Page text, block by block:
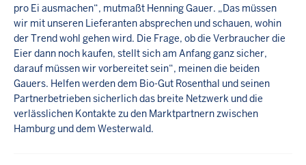
pro Ei ausmachen“, mutmaßt Henning Gauer. „Das müssen
wir mit unseren Lieferanten absprechen und schauen, wohin
der Trend wohl gehen wird. Die Frage, ob die Verbraucher die
Eier dann noch kaufen, stellt sich am Anfang ganz sicher,
darauf müssen wir vorbereitet sein“, meinen die beiden
Gauers. Helfen werden dem Bio-Gut Rosenthal und seinen
Partnerbetrieben sicherlich das breite Netzwerk und die
verlässlichen Kontakte zu den Marktpartnern zwischen
Hamburg und dem Westerwald.